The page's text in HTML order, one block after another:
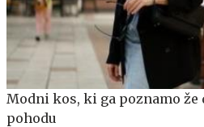
Modni kos, ki ga poznamo že
pohodu